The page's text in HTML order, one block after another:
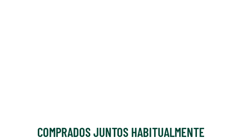
COMPRADOS JUNTOS HABITUALMENTE